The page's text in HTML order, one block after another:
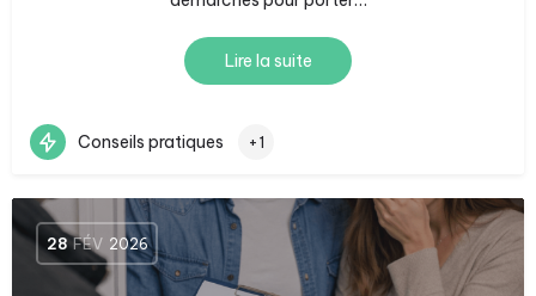
Lire la suite
Conseils pratiques +1
28 FÉV 2026